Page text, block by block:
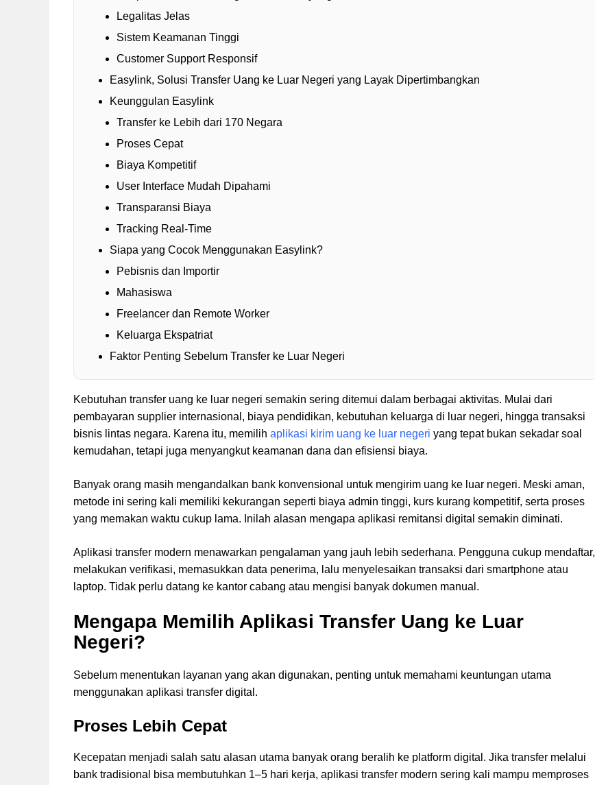
Legalitas Jelas
Sistem Keamanan Tinggi
Customer Support Responsif
Easylink, Solusi Transfer Uang ke Luar Negeri yang Layak Dipertimbangkan
Keunggulan Easylink
Transfer ke Lebih dari 170 Negara
Proses Cepat
Biaya Kompetitif
User Interface Mudah Dipahami
Transparansi Biaya
Tracking Real-Time
Siapa yang Cocok Menggunakan Easylink?
Pebisnis dan Importir
Mahasiswa
Freelancer dan Remote Worker
Keluarga Ekspatriat
Faktor Penting Sebelum Transfer ke Luar Negeri
Kebutuhan transfer uang ke luar negeri semakin sering ditemui dalam berbagai aktivitas. Mulai dari
pembayaran supplier internasional, biaya pendidikan, kebutuhan keluarga di luar negeri, hingga transaksi
bisnis lintas negara. Karena itu, memilih aplikasi kirim uang ke luar negeri yang tepat bukan sekadar soal
kemudahan, tetapi juga menyangkut keamanan dana dan efisiensi biaya.
Banyak orang masih mengandalkan bank konvensional untuk mengirim uang ke luar negeri. Meski aman,
metode ini sering kali memiliki kekurangan seperti biaya admin tinggi, kurs kurang kompetitif, serta proses
yang memakan waktu cukup lama. Inilah alasan mengapa aplikasi remitansi digital semakin diminati.
Aplikasi transfer modern menawarkan pengalaman yang jauh lebih sederhana. Pengguna cukup mendaftar,
melakukan verifikasi, memasukkan data penerima, lalu menyelesaikan transaksi dari smartphone atau
laptop. Tidak perlu datang ke kantor cabang atau mengisi banyak dokumen manual.
Mengapa Memilih Aplikasi Transfer Uang ke Luar
Negeri?
Sebelum menentukan layanan yang akan digunakan, penting untuk memahami keuntungan utama
menggunakan aplikasi transfer digital.
Proses Lebih Cepat
Kecepatan menjadi salah satu alasan utama banyak orang beralih ke platform digital. Jika transfer melalui
bank tradisional bisa membutuhkan 1–5 hari kerja, aplikasi transfer modern sering kali mampu memproses